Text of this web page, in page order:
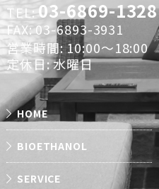
TEL:03-6869-1328
FAX: 03-6893-3931
営業時間: 10:00～18:00
定休日: 水曜日
HOME
BIOETHANOL
SERVICE